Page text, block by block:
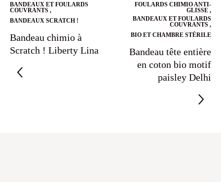
BANDEAUX ET FOULARDS
COUVRANTS ,
BANDEAUX SCRATCH !
Bandeau chimio à
Scratch ! Liberty Lina
FOULARDS CHIMIO ANTI-
GLISSE ,
BANDEAUX ET FOULARDS
COUVRANTS ,
BIO ET CHAMBRE STÉRILE
Bandeau tête entière
en coton bio motif
paisley Delhi